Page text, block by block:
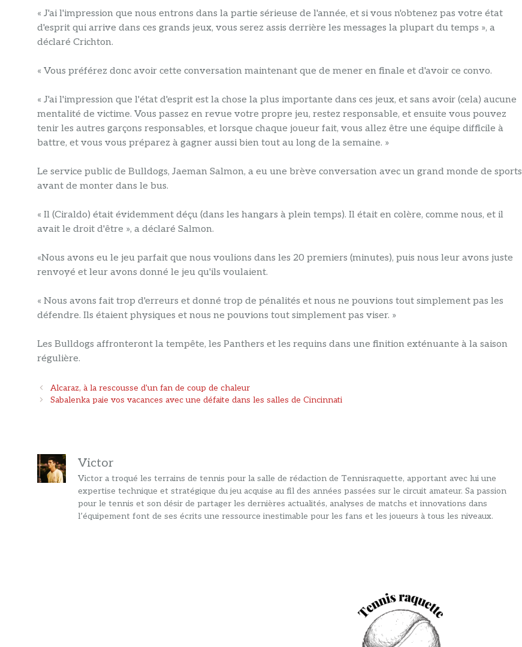
« J'ai l'impression que nous entrons dans la partie sérieuse de l'année, et si vous n'obtenez pas votre état
d'esprit qui arrive dans ces grands jeux, vous serez assis derrière les messages la plupart du temps », a
déclaré Crichton.
« Vous préférez donc avoir cette conversation maintenant que de mener en finale et d'avoir ce convo.
« J'ai l'impression que l'état d'esprit est la chose la plus importante dans ces jeux, et sans avoir (cela) aucune
mentalité de victime. Vous passez en revue votre propre jeu, restez responsable, et ensuite vous pouvez
tenir les autres garçons responsables, et lorsque chaque joueur fait, vous allez être une équipe difficile à
battre, et vous vous préparez à gagner aussi bien tout au long de la semaine. »
Le service public de Bulldogs, Jaeman Salmon, a eu une brève conversation avec un grand monde de sports
avant de monter dans le bus.
« Il (Ciraldo) était évidemment déçu (dans les hangars à plein temps). Il était en colère, comme nous, et il
avait le droit d'être », a déclaré Salmon.
«Nous avons eu le jeu parfait que nous voulions dans les 20 premiers (minutes), puis nous leur avons juste
renvoyé et leur avons donné le jeu qu'ils voulaient.
« Nous avons fait trop d'erreurs et donné trop de pénalités et nous ne pouvions tout simplement pas les
défendre. Ils étaient physiques et nous ne pouvions tout simplement pas viser. »
Les Bulldogs affronteront la tempête, les Panthers et les requins dans une finition exténuante à la saison
régulière.
Navigation
des
Alcaraz, à la rescousse d'un fan de coup de chaleur
Sabalenka paie vos vacances avec une défaite dans les salles de Cincinnati
Victor
Victor a troqué les terrains de tennis pour la salle de rédaction de Tennisraquette, apportant avec lui une
expertise technique et stratégique du jeu acquise au fil des années passées sur le circuit amateur. Sa passion
pour le tennis et son désir de partager les dernières actualités, analyses de matchs et innovations dans
l’équipement font de ses écrits une ressource inestimable pour les fans et les joueurs à tous les niveaux.